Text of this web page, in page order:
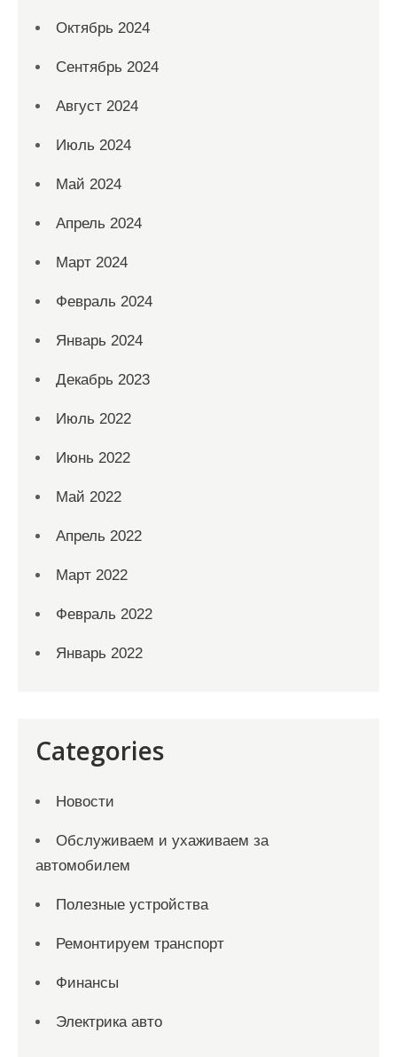
Октябрь 2024
Сентябрь 2024
Август 2024
Июль 2024
Май 2024
Апрель 2024
Март 2024
Февраль 2024
Январь 2024
Декабрь 2023
Июль 2022
Июнь 2022
Май 2022
Апрель 2022
Март 2022
Февраль 2022
Январь 2022
Categories
Новости
Обслуживаем и ухаживаем за
автомобилем
Полезные устройства
Ремонтируем транспорт
Финансы
Электрика авто